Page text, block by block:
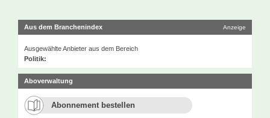
Aus dem Branchenindex Anzeige
Ausgewählte Anbieter aus dem Bereich
Politik:
Aboverwaltung
Abonnement bestellen